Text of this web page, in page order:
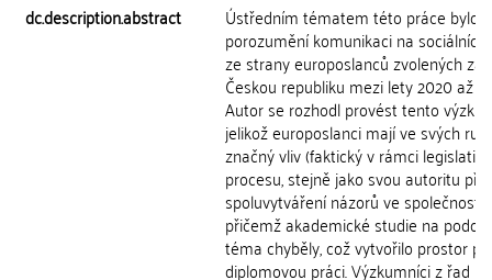
dc.description.abstract
Ústředním tématem této práce bylo
porozumění komunikaci na
ze strany europoslanců zvolených za
Českou republiku mezi lety 2020 až
Autor se rozhodl provést tento
jelikož europoslanci mají ve svých
značný vliv (faktický v rámci
procesu, stejně jako svou autoritu při
spoluvytváření názorů ve společnosti),
přičemž akademické studie na
téma chyběly, což vytvořilo prostor
diplomovou práci. Výzkumníci z řad